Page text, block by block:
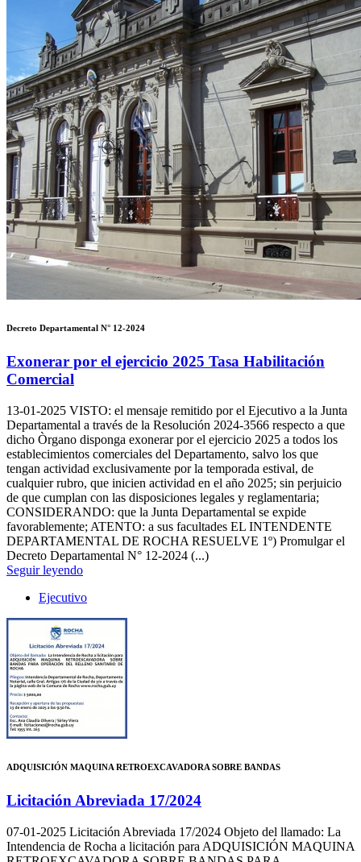
Decreto Departamental N° 12-2024
Exonerar por el ejercicio 2025 Tasa Habilitación
Comercial
13-01-2025 VISTO: el mensaje remitido por el Ejecutivo a la Junta
Departamental a través de la Resolución 2024-3566 respecto a que
dicho Òrgano disponga exonerar por el ejercicio 2025 a todos los
establecimientos comerciales del Departamento, salvo los que
tengan actividad exclusivamente por la temporada estival, de
cualquier rubro, que inicien actividad en el año 2025; sin perjuicio
de que cumplan con las disposiciones legales y reglamentaria;
CONSIDERANDO: que la Junta Departamental se expide
favorablemente; ATENTO: a sus facultades EL INTENDENTE
DEPARTAMENTAL DE ROCHA RESUELVE 1º) Promulgar el
Decreto Departamental N° 12-2024 (...)
Seguir leyendo
Ejecutivo
ADQUISICIÓN MAQUINA RETROEXCAVADORA SOBRE BANDAS
Licitación Abreviada 17/2024
07-01-2025 Licitación Abreviada 17/2024 Objeto del llamado: La
Intendencia de Rocha a licitación para ADQUISICIÓN MAQUINA